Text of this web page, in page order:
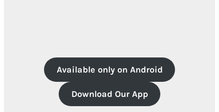
Available only on Android
Download Our App